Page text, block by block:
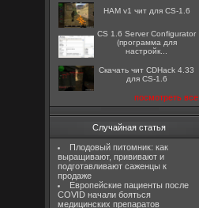
HAM v1 чит для CS-1.6
CS 1.6 Server Configurator
(программа для
настройк...
Скачать чит CDHack 4.33
для CS-1.6
посмотреть все
Случайная статья
Плодовый питомник: как
выращивают, прививают и
подготавливают саженцы к
продаже
Европейские пациенты после
COVID начали бояться
медицинских препаратов